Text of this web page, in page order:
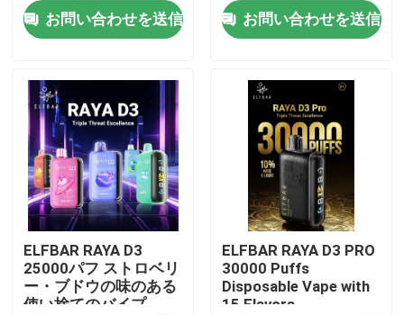
製品
ビデオ
企業情報
会社案内
お問い合わせを送信
お問い合わせを送信
ELFBAR RAYA D3
25000パフ ストロベリ
ー・ブドウの味のある
使い捨てのバイプ
ELFBAR RAYA D3 PRO
30000 Puffs
Disposable Vape with
15 Flavors